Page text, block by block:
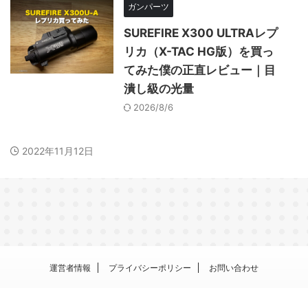
ガンパーツ
SUREFIRE X300 ULTRAレプ
リカ（X-TAC HG版）を買っ
てみた僕の正直レビュー｜目
潰し級の光量
2026/8/6
2022年11月12日
運営者情報 プライバシーポリシー お問い合わせ